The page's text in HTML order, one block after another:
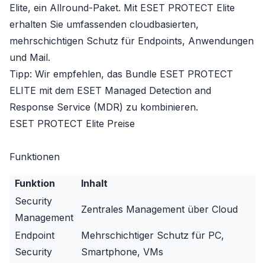
Elite, ein Allround-Paket. Mit ESET PROTECT Elite
erhalten Sie umfassenden cloudbasierten,
mehrschichtigen Schutz für Endpoints, Anwendungen
und Mail.
Tipp: Wir empfehlen, das Bundle ESET PROTECT
ELITE mit dem ESET Managed Detection and
Response Service (MDR) zu kombinieren.
ESET PROTECT Elite Preise
Funktionen
Funktion
Inhalt
Security
Management
Zentrales Management über Cloud
Endpoint
Security
Mehrschichtiger Schutz für PC,
Smartphone, VMs